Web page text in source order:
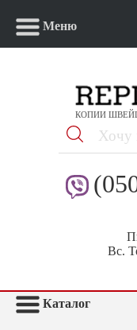
Меню
КОПИИ
Вс.
Каталог